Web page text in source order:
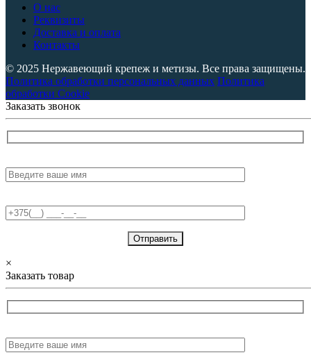
О нас
Реквизиты
Доставка и оплата
Контакты
© 2025 Нержавеющий крепеж и метизы. Все права защищены.
Политика обработки персональных данных Политика
обработки Cookie
Заказать звонок
×
Заказать товар